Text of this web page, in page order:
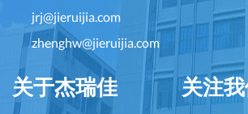
jrj@jieruijia.com
zhenghw@jieruijia.com
关于杰瑞佳 关注